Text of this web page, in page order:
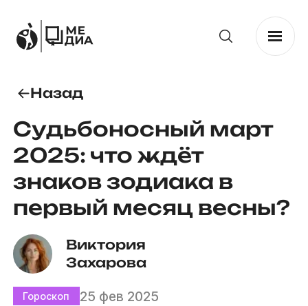
Назад
Судьбоносный март
2025: что ждёт
знаков зодиака в
первый месяц весны?
Виктория
Захарова
Гороскоп
25 фев 2025